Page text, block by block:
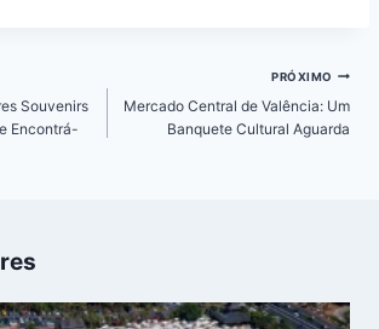
Souvenirs
Encontrá-
PRÓXIMO
Mercado Central de Valência: Um
Banquete Cultural Aguarda